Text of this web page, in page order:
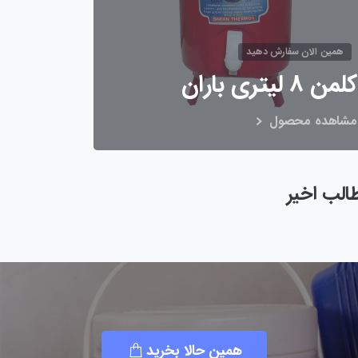
همین الان سفارش دهید
کلمن 8 لیتری باران
مشاهده محصول
اخیر
همین حالا بخرید